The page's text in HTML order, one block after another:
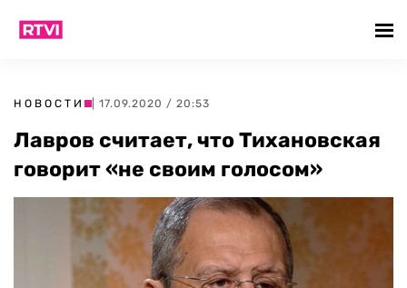
НОВОСТИ | 17.09.2020 / 20:53
Лавров считает, что Тихановская
говорит «не своим голосом»